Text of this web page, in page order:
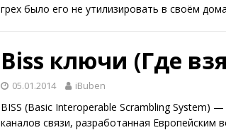
грех было его не утилизировать в своём
Biss ключи (Где
05.01.2014 iBuben
BISS (Basic Interoperable Scrambling System)
каналов связи, разработанная